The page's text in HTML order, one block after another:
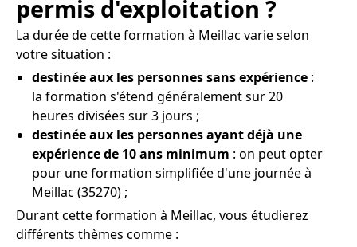
permis d'exploitation ?
La durée de cette formation à Meillac varie selon
votre situation :
destinée aux les personnes sans expérience :
la formation s'étend généralement sur 20
heures divisées sur 3 jours ;
destinée aux les personnes ayant déjà une
expérience de 10 ans minimum : on peut opter
pour une formation simplifiée d'une journée à
Meillac (35270) ;
Durant cette formation à Meillac, vous étudierez
différents thèmes comme :